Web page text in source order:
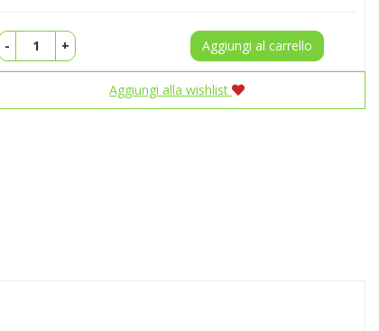
- + Aggiungi al carrello
Aggiungi alla wishlist